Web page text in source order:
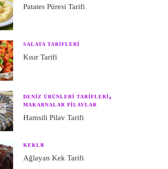
Patates Püresi Tarifi
SALATA TARIFLERI
Kısır Tarifi
DENIZ ÜRÜNLERI TARIFLERI
MAKARNALAR PILAVLAR
Hamsili Pilav Tarifi
KEKLR
Ağlayan Kek Tarifi